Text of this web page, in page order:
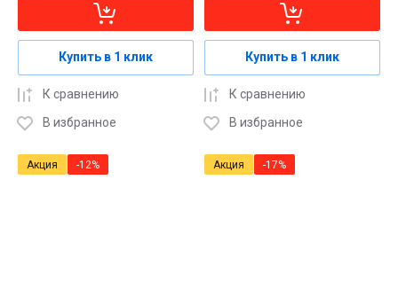
Купить в 1 клик
К сравнению
В избранное
Купить в 1 клик
К сравнению
В избранное
Акция -12% Акция -17%